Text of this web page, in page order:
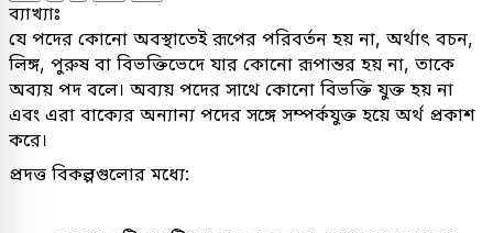
ব্যাখ্যাঃ
যে পদের কোনো অবস্থাতেই রূপের পরিবর্তন হয় না, অর্থাৎ বচন,
লিঙ্গ, পুরুষ বা বিভক্তিভেদে যার কোনো রূপান্তর হয় না, তাকে
অব্যয় পদ বলে। অব্যয় পদের সাথে কোনো বিভক্তি যুক্ত হয় না
এবং এরা বাক্যের অন্যান্য পদের সঙ্গে সম্পর্কযুক্ত হয়ে অর্থ প্রকাশ
করে।
প্রদত্ত বিকল্পগুলোর মধ্যে: